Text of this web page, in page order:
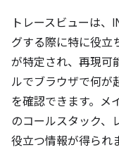
トレースビューは、
グする際に特に役立
が特定され、再現可
ルでブラウザで何が
を確認できます。メ
のコールスタック、
役立つ情報が得られ